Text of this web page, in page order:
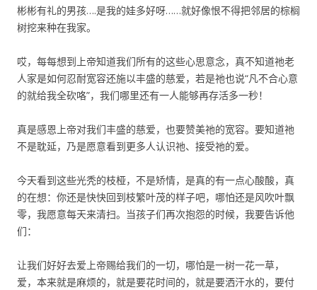
彬彬有礼的男孩….是我的娃多好呀……就好像恨不得把邻居的棕榈
树挖来种在我家。
哎，每每想到上帝知道我们所有的这些心思意念，真不知道祂老
人家是如何忍耐宽容还施以丰盛的慈爱，若是祂也说“凡不合心意
的就给我全砍咯”，我们哪里还有一人能够再存活多一秒！
真是感恩上帝对我们丰盛的慈爱，也要赞美祂的宽容。要知道祂
不是耽延，乃是愿意看到更多人认识祂、接受祂的爱。
今天看到这些光秃的枝桠，不是矫情，是真的有一点心酸酸，真
的在想：你还是快快回到枝繁叶茂的样子吧，哪怕还是风吹叶飘
零，我愿意每天来清扫。当孩子们再次抱怨的时候，我要告诉他
们：
让我们好好去爱上帝赐给我们的一切，哪怕是一树一花一草，
爱，本来就是麻烦的，就是要花时间的，就是要洒汗水的，要付